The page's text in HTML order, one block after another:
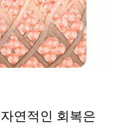
연적인 회복은